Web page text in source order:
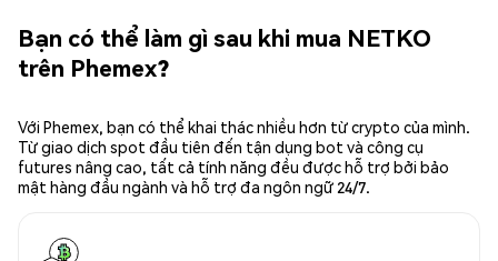
Bạn có thể làm gì sau khi mua NETKO
trên Phemex?
Với Phemex, bạn có thể khai thác nhiều hơn từ crypto của mình.
Từ giao dịch spot đầu tiên đến tận dụng bot và công cụ
futures nâng cao, tất cả tính năng đều được hỗ trợ bởi bảo
mật hàng đầu ngành và hỗ trợ đa ngôn ngữ 24/7.